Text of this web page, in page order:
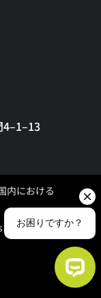
4–1–13
内における
Reserved.